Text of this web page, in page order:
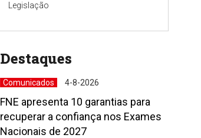
Legislação
Destaques
Comunicados 4-8-2026
FNE apresenta 10 garantias para
recuperar a confiança nos Exames
Nacionais de 2027